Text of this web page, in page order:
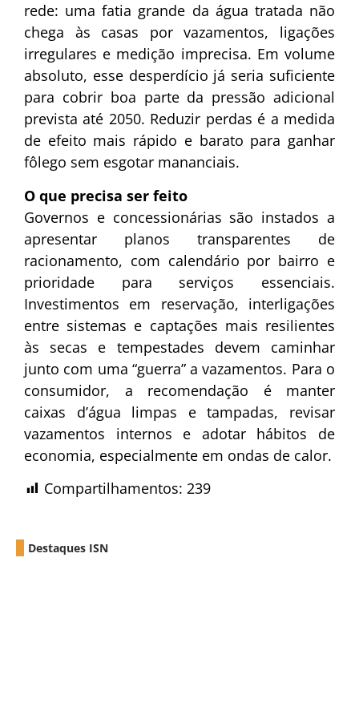
rede: uma fatia grande da água tratada não
chega às casas por vazamentos, ligações
irregulares e medição imprecisa. Em volume
absoluto, esse desperdício já seria suficiente
para cobrir boa parte da pressão adicional
prevista até 2050. Reduzir perdas é a medida
de efeito mais rápido e barato para ganhar
fôlego sem esgotar mananciais.
O que precisa ser feito
Governos e concessionárias são instados a
apresentar planos transparentes de
racionamento, com calendário por bairro e
prioridade para serviços essenciais.
Investimentos em reservação, interligações
entre sistemas e captações mais resilientes
às secas e tempestades devem caminhar
junto com uma “guerra” a vazamentos. Para o
consumidor, a recomendação é manter
caixas d’água limpas e tampadas, revisar
vazamentos internos e adotar hábitos de
economia, especialmente em ondas de calor.
Compartilhamentos: 239
Destaques ISN